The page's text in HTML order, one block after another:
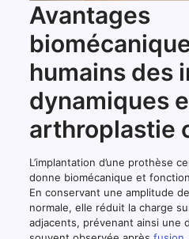
Avantages
humains des
dynamiques
arthroplastie
L’implantation d’une prothèse
donne biomécanique et
En conservant une amplitude
normale, elle réduit la charge
adjacents, prévenant ainsi une